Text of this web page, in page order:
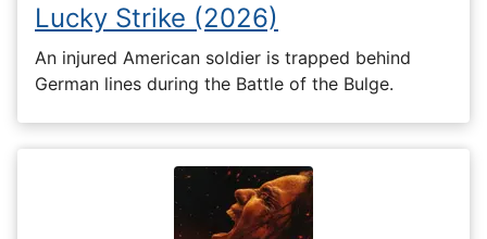
Lucky Strike (2026)
An injured American soldier is trapped behind
German lines during the Battle of the Bulge.